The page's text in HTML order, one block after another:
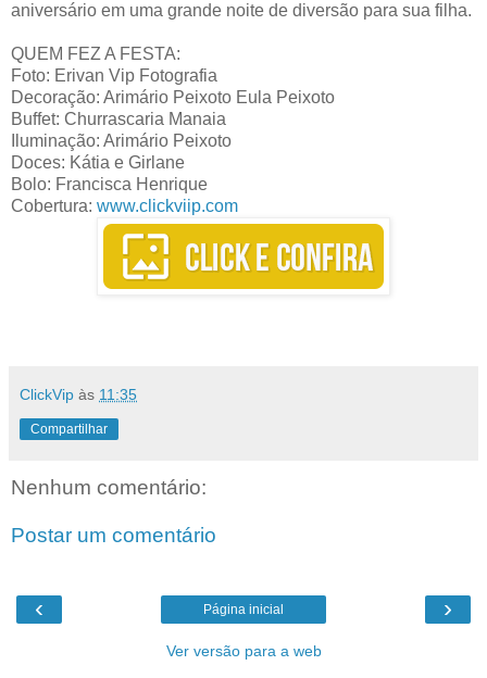
aniversário em uma grande noite de diversão para sua filha.
QUEM FEZ A FESTA:
Foto: Erivan Vip Fotografia
Decoração: Arimário Peixoto Eula Peixoto
Buffet: Churrascaria Manaia
Iluminação: Arimário Peixoto
Doces: Kátia e Girlane
Bolo: Francisca Henrique
Cobertura: www.clickviip.com
ClickVip às 11:35
Compartilhar
Nenhum comentário:
Postar um comentário
‹ ›
Página inicial
Ver versão para a web